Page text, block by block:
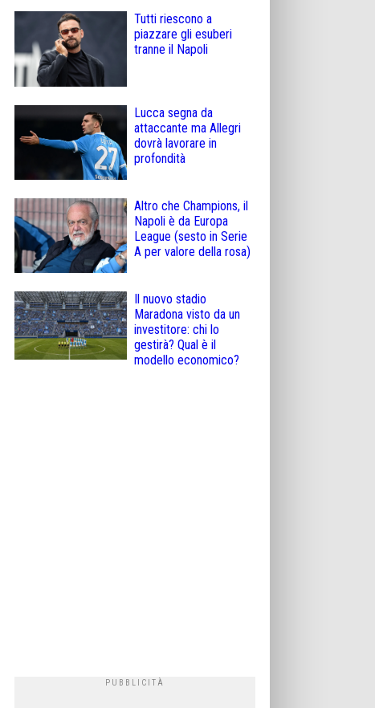
Tutti riescono a
piazzare gli esuberi
tranne il Napoli
Lucca segna da
attaccante ma Allegri
dovrà lavorare in
profondità
Altro che Champions, il
Napoli è da Europa
League (sesto in Serie
A per valore della rosa)
Il nuovo stadio
Maradona visto da un
investitore: chi lo
gestirà? Qual è il
modello economico?